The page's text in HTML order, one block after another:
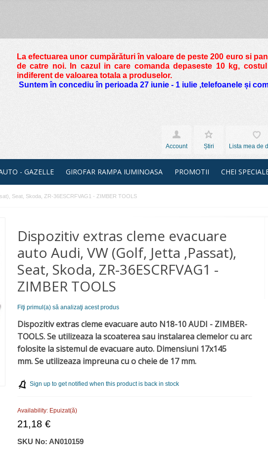
La efectuarea unor cumpărături în valoare de peste 200 euro si
de catre noi. In cazul in care comanda depaseste 10 kg,
indiferent de valoarea totala a produselor.
Suntem în concediu în perioada 27 iunie - 1 iulie ,telefoanele și
Account
Știri Lista mea de
- GAZELLE GIROFAR RAMPA IUMINOASA PROMOTII CHEI
Seat, Skoda, ZR-36ESCRFVAG1 - ZIMBER TOOLS
Dispozitiv extras cleme evacuare
auto Audi, VW (Golf, Jetta ,Passat),
Seat, Skoda, ZR-36ESCRFVAG1 -
ZIMBER TOOLS
Fiţi primul(a) să analizaţi acest produs
Dispozitiv extras cleme evacuare auto N18-10 AUDI - ZIMBER-
TOOLS.Se utilizeaza la scoaterea sau instalarea clemelor cu arc
folosite la sistemul de evacuare auto. Dimensiuni 17x145
mm.Se utilizeaza impreuna cu o cheie de 17 mm.
Sign up to get notified when this product is back in stock
Availability: Epuizat(ă)
21,18 €
SKU No: AN010159